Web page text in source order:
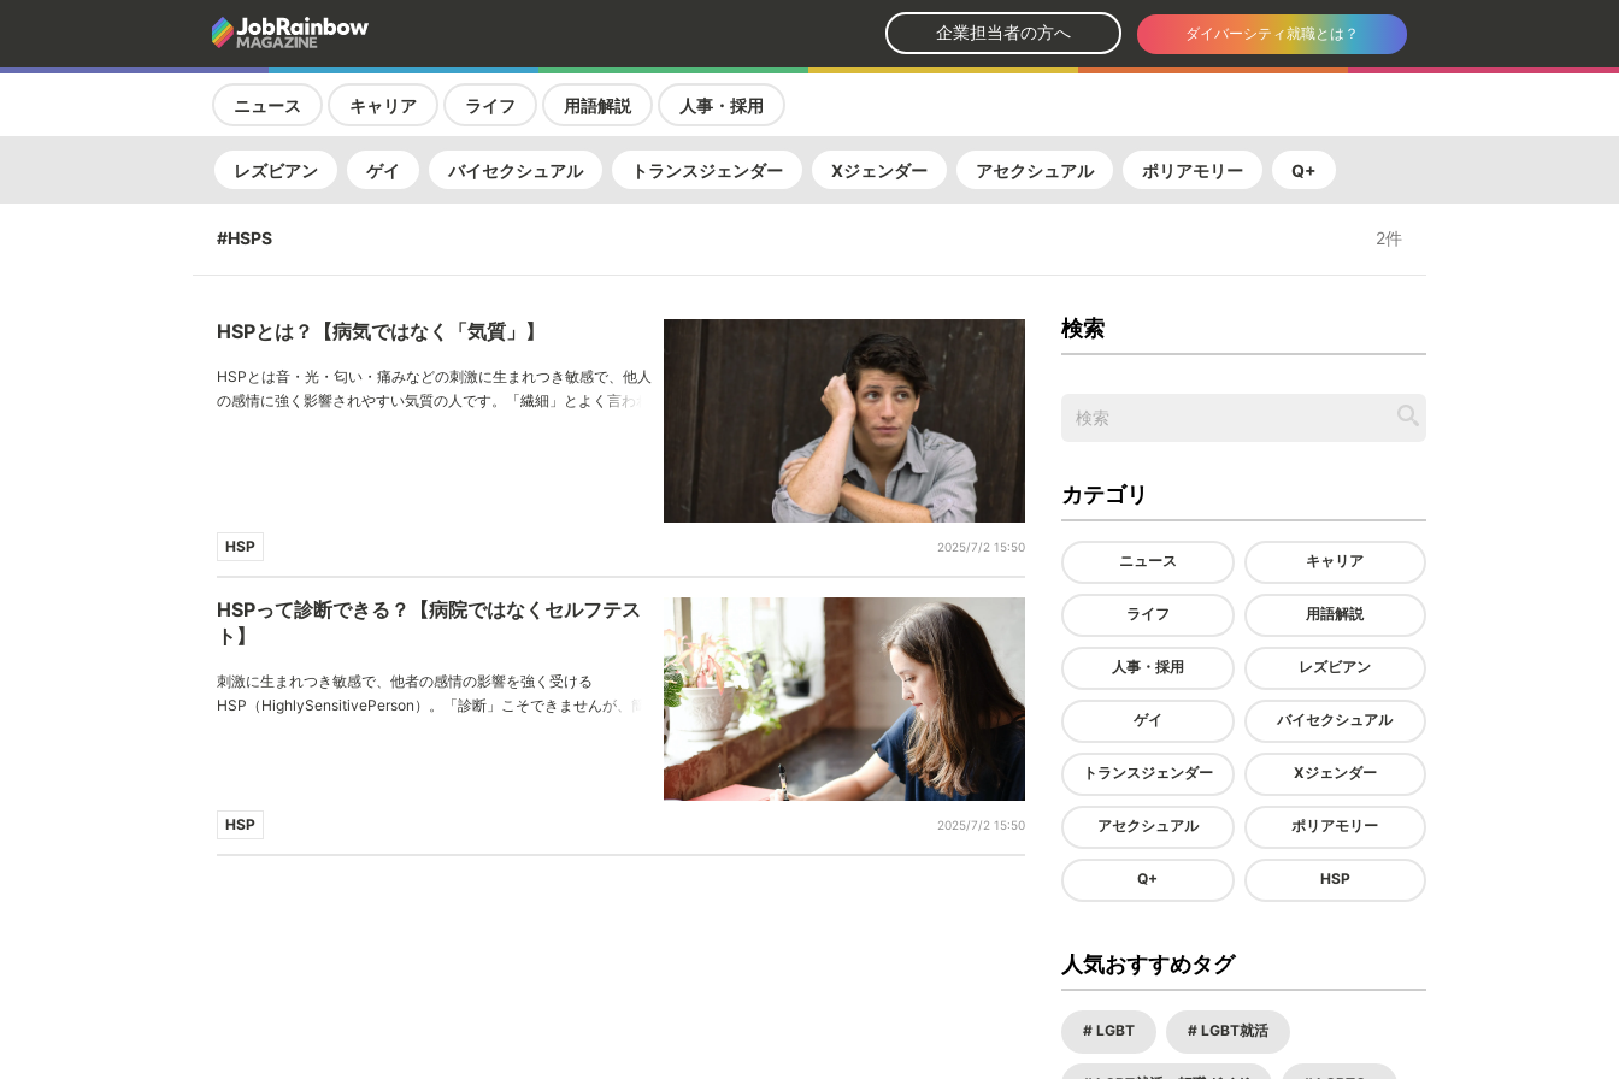
企業担当者の方へ ダイバーシティ就職とは？
ニュース キャリア ライフ 用語解説 人事・採用
レズビアン ゲイ バイセクシュアル トランスジェンダー Xジェンダー アセクシュアル ポリアモリー Q+
#HSPS 2件
HSPとは？【病気ではなく「気質」】
HSPとは音・光・匂い・痛みなどの刺激に生まれつき敏感で、他人
の感情に強く影響されやすい気質の人です。「繊細」とよく言われ
HSP 2025/7/2 15:50
HSPって診断できる？【病院ではなくセルフテス
ト】
刺激に生まれつき敏感で、他者の感情の影響を強く受ける
HSP（HighlySensitivePerson）。「診断」こそできませんが、簡
HSP 2025/7/2 15:50
検索
カテゴリ
ニュース キャリア
ライフ 用語解説
人事・採用 レズビアン
ゲイ バイセクシュアル
トランスジェンダー Xジェンダー
アセクシュアル ポリアモリー
Q+ HSP
人気おすすめタグ
LGBT LGBT就活